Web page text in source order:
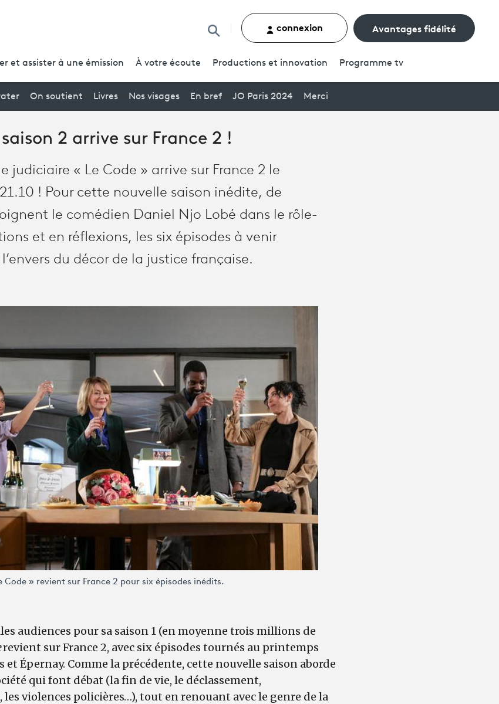
Rechercher un contenu
connexion Avantages fidélité
et assister à une émission À votre écoute Productions et innovation Programme tv
On soutient Livres Nos visages En bref JO Paris 2024 Merci
2 arrive sur France 2 !
judiciaire « Le Code » arrive sur France 2 le
! Pour cette nouvelle saison inédite, de
le comédien Daniel Njo Lobé dans le rôle-
et en réflexions, les six épisodes à venir
du décor de la justice française.
Code » revient sur France 2 pour six épisodes inédits.
audiences pour sa saison 1 (en moyenne trois millions de
revient sur France 2, avec six épisodes tournés au printemps
Épernay. Comme la précédente, cette nouvelle saison aborde
qui font débat (la fin de vie, le déclassement,
violences policières…), tout en renouant avec le genre de la